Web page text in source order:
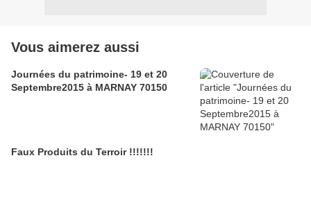
Vous aimerez aussi
Journées du patrimoine- 19 et 20
Septembre2015 à MARNAY 70150
Faux Produits du Terroir !!!!!!!